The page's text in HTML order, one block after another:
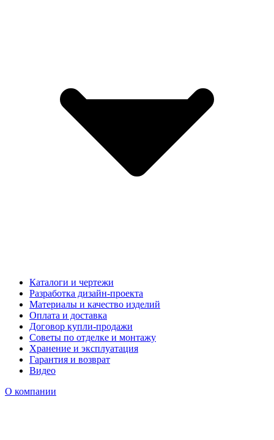
Каталоги и чертежи
Разработка дизайн-проекта
Материалы и качество изделий
Оплата и доставка
Договор купли-продажи
Советы по отделке и монтажу
Хранение и эксплуатация
Гарантия и возврат
Видео
О компании